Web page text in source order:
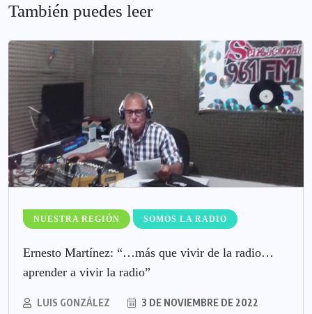
También puedes leer
NUESTRA REGIÓN SOMOS LA RADIO
Ernesto Martínez: “…más que vivir de la radio…
aprender a vivir la radio”
LUIS GONZÁLEZ 3 DE NOVIEMBRE DE 2022